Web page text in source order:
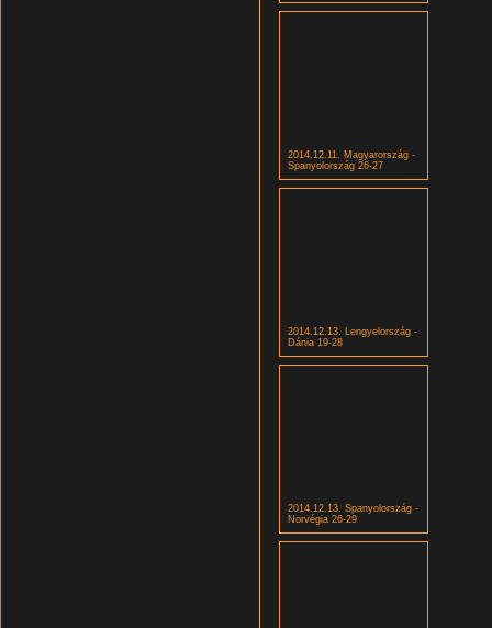
2014.12.11. Magyarország -
Spanyolország 26-27
2014.12.13. Lengyelország -
Dánia 19-28
2014.12.13. Spanyolország -
Norvégia 26-29